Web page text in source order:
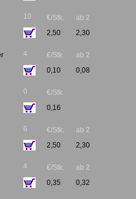
10
€/Stk.
2,50
ab 2
2,30
4
€/Stk.
0,10
ab 2
0,08
0
€/Stk.
0,16
6
€/Stk.
2,50
ab 2
2,30
4
€/Stk.
0,35
ab 2
0,32